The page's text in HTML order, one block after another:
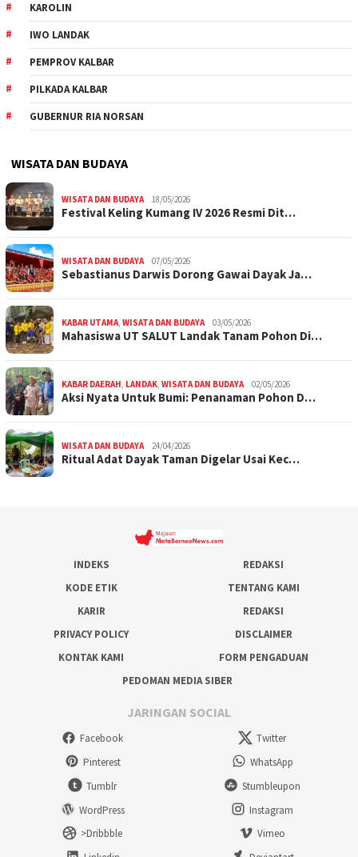
KAROLIN
IWO LANDAK
PEMPROV KALBAR
PILKADA KALBAR
GUBERNUR RIA NORSAN
WISATA DAN BUDAYA
WISATA DAN BUDAYA 18/05/2026
Festival Keling Kumang IV 2026 Resmi Dit…
WISATA DAN BUDAYA 07/05/2026
Sebastianus Darwis Dorong Gawai Dayak Ja…
KABAR UTAMA, WISATA DAN BUDAYA 03/05/2026
Mahasiswa UT SALUT Landak Tanam Pohon Di…
KABAR DAERAH, LANDAK, WISATA DAN BUDAYA 02/05/2026
Aksi Nyata Untuk Bumi: Penanaman Pohon D…
WISATA DAN BUDAYA 24/04/2026
Ritual Adat Dayak Taman Digelar Usai Kec…
INDEKS
REDAKSI
KODE ETIK
TENTANG KAMI
KARIR
REDAKSI
PRIVACY POLICY
DISCLAIMER
KONTAK KAMI
FORM PENGADUAN
PEDOMAN MEDIA SIBER
JARINGAN SOCIAL
Facebook
Twitter
Pinterest
WhatsApp
Tumblr
Stumbleupon
WordPress
Instagram
>Dribbble
Vimeo